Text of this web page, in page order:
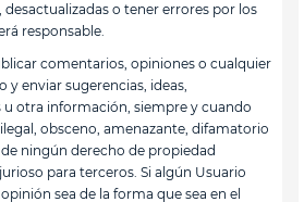
o tener errores por los
responsable.
comentarios, opiniones o cualquier
y enviar sugerencias, ideas,
otra información, siempre y cuando
obsceno, amenazante, difamatorio
ningún derecho de propiedad
para terceros. Si algún Usuario
sea de la forma que sea en el